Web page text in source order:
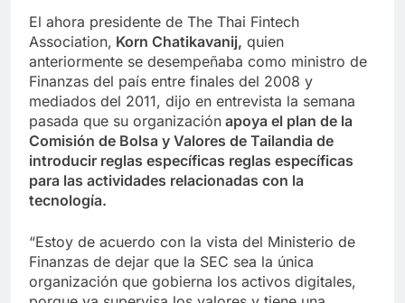
El ahora presidente de The Thai Fintech
Association, Korn Chatikavanij, quien
anteriormente se desempeñaba como ministro de
Finanzas del país entre finales del 2008 y
mediados del 2011, dijo en entrevista la semana
pasada que su organización apoya el plan de la
Comisión de Bolsa y Valores de Tailandia de
introducir reglas específicas reglas específicas
para las actividades relacionadas con la
tecnología.
“Estoy de acuerdo con la vista del Ministerio de
Finanzas de dejar que la SEC sea la única
organización que gobierna los activos digitales,